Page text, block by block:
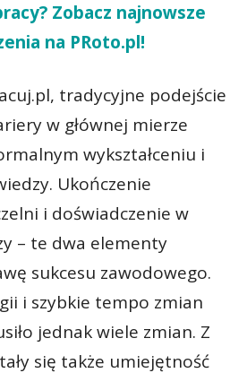
Zobacz najnowsze
na PRoto.pl!
tradycyjne podejście
w głównej mierze
wykształceniu i
Ukończenie
i doświadczenie w
– te dwa elementy
sukcesu zawodowego.
i szybkie tempo zmian
jednak wiele zmian. Z
się także umiejętność